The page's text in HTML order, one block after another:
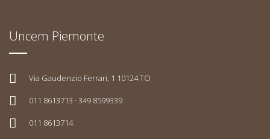
Uncem Piemonte
Via Gaudenzio Ferrari, 1 10124 TO
011 8613713 · 349 8599339
011 8613714